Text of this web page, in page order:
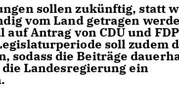
sollen zukünftig, statt
vom Land getragen
Antrag von CDU und FDP
soll zudem
sodass die Beiträge
Landesregierung ein